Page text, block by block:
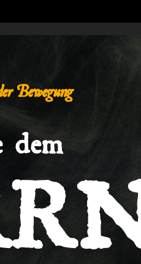
Bewegung
dem